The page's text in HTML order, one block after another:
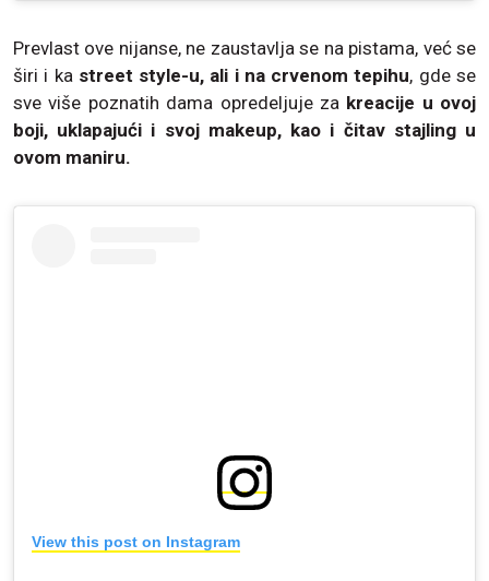
Prevlast ove nijanse, ne zaustavlja se na pistama, već se
širi i ka street style-u, ali i na crvenom tepihu, gde se
sve više poznatih dama opredeljuje za kreacije u ovoj
boji, uklapajući i svoj makeup, kao i čitav stajling u
ovom maniru.
View this post on Instagram